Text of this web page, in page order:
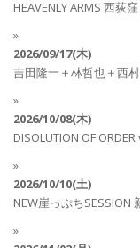
HEAVENLY ARMS 西荻窪
2026/09/17(木)
吉田隆一＋林哲也＋西
2026/10/08(木)
DISOLUTION OF
2026/10/10(土)
NEW崖っぷちSESSION